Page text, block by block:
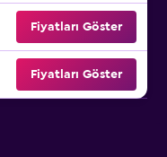
Fiyatları Göster
Fiyatları Göster